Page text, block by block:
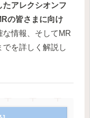
アレクシオンフ
の皆さまに向け
な情報、そしてMR
を詳しく解説し